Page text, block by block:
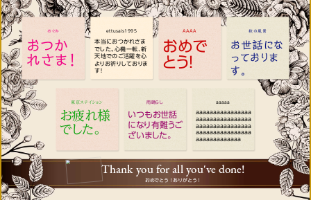
Thank you for all you've done!
おめでとう！ありがとう！
aaaaaaaaaaaaaaaa
aaaaaaaaaaaaaaaa
aaaaaaaaaaaaaaaa
aaaaaaaaaaaaaaaa
aaaaaaaaaaaaa
aaaaa
いつもお世話
になり有難うご
ざいました。
雨晴らし
お疲れ様
でした。
東京ステイション
お世話にな
っておりま
す。
秋の風景
おめで
とう！
AAAA
本当におつかれさま
でした。心機一転、新
天地でのご活躍を心
よりお祈りしておりま
す！
ettusais1995
おつか
れさま！
めぐみ